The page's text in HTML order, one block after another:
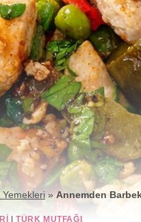
Yemekleri »Annemden
|TÜRK MUTFAĞI